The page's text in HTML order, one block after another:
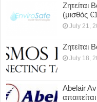
Ζητείται
(μισθός
July 21,
Ζητείται
July 18,
Abelair